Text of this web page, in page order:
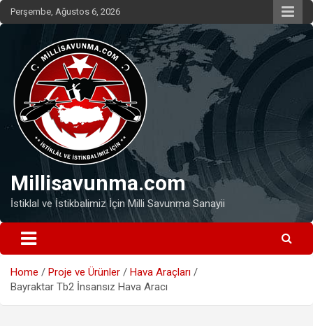
Skip
to
Perşembe, Ağustos 6, 2026
Millisavunma.com
İstiklal ve İstikbalimiz İçin Milli Savunma Sanayii
Home Proje ve Ürünler
Hava Araçları
Bayraktar Tb2 İnsansız Hava Aracı